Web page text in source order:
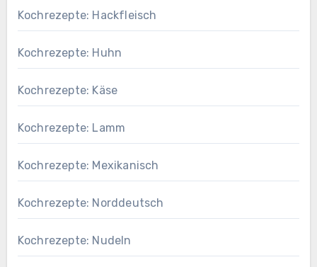
Kochrezepte: Hackfleisch
Kochrezepte: Huhn
Kochrezepte: Käse
Kochrezepte: Lamm
Kochrezepte: Mexikanisch
Kochrezepte: Norddeutsch
Kochrezepte: Nudeln